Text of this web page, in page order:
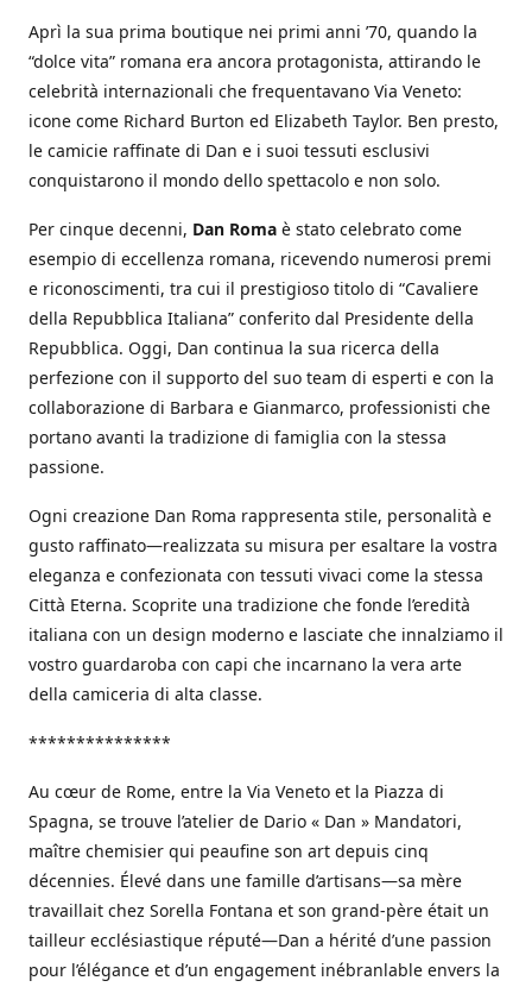
Aprì la sua prima boutique nei primi anni ’70, quando la
“dolce vita” romana era ancora protagonista, attirando le
celebrità internazionali che frequentavano Via Veneto:
icone come Richard Burton ed Elizabeth Taylor. Ben presto,
le camicie raffinate di Dan e i suoi tessuti esclusivi
conquistarono il mondo dello spettacolo e non solo.
Per cinque decenni, Dan Roma è stato celebrato come
esempio di eccellenza romana, ricevendo numerosi premi
e riconoscimenti, tra cui il prestigioso titolo di “Cavaliere
della Repubblica Italiana” conferito dal Presidente della
Repubblica. Oggi, Dan continua la sua ricerca della
perfezione con il supporto del suo team di esperti e con la
collaborazione di Barbara e Gianmarco, professionisti che
portano avanti la tradizione di famiglia con la stessa
passione.
Ogni creazione Dan Roma rappresenta stile, personalità e
gusto raffinato—realizzata su misura per esaltare la vostra
eleganza e confezionata con tessuti vivaci come la stessa
Città Eterna. Scoprite una tradizione che fonde l’eredità
italiana con un design moderno e lasciate che innalziamo il
vostro guardaroba con capi che incarnano la vera arte
della camiceria di alta classe.
***************
Au cœur de Rome, entre la Via Veneto et la Piazza di
Spagna, se trouve l’atelier de Dario « Dan » Mandatori,
maître chemisier qui peaufine son art depuis cinq
décennies. Élevé dans une famille d’artisans—sa mère
travaillait chez Sorella Fontana et son grand-père était un
tailleur ecclésiastique réputé—Dan a hérité d’une passion
pour l’élégance et d’un engagement inébranlable envers la